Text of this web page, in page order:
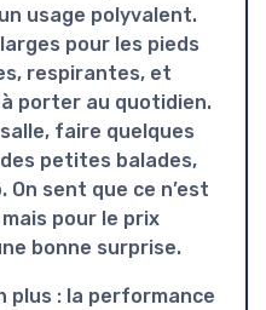
usage polyvalent.
pour les pieds
respirantes, et
porter au quotidien.
faire quelques
petites balades,
sent que ce n’est
pour le prix
bonne surprise.
plus : la performance